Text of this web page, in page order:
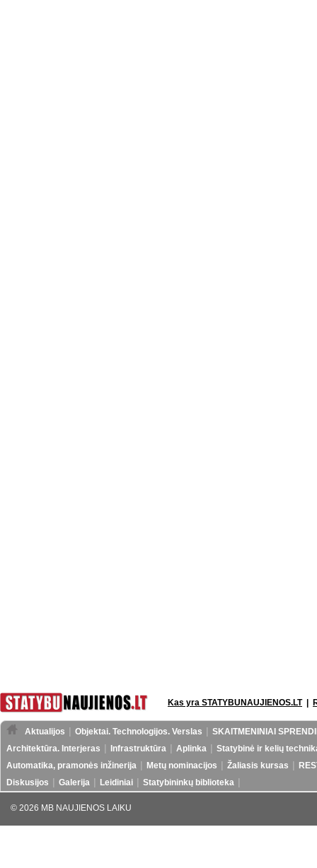
Kas yra STATYBUNAUJIENOS.LT|
Aktualijos Objektai. Technologijos. Verslas
SKAITMENINIAI
Architektūra. Interjeras
Infrastruktūra Aplinka
Statybinė ir kelių
Automatika, pramonės inžinerija
Metų nominacijos Žaliasis kursas
Diskusijos
Galerija Leidiniai Statybininkų biblioteka
© 2026 MB NAUJIENOS LAIKU